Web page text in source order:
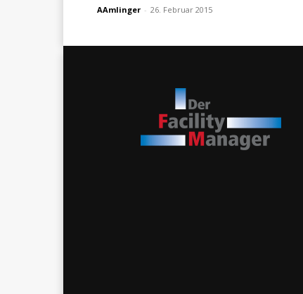
AAmlinger - 26. Februar 2015